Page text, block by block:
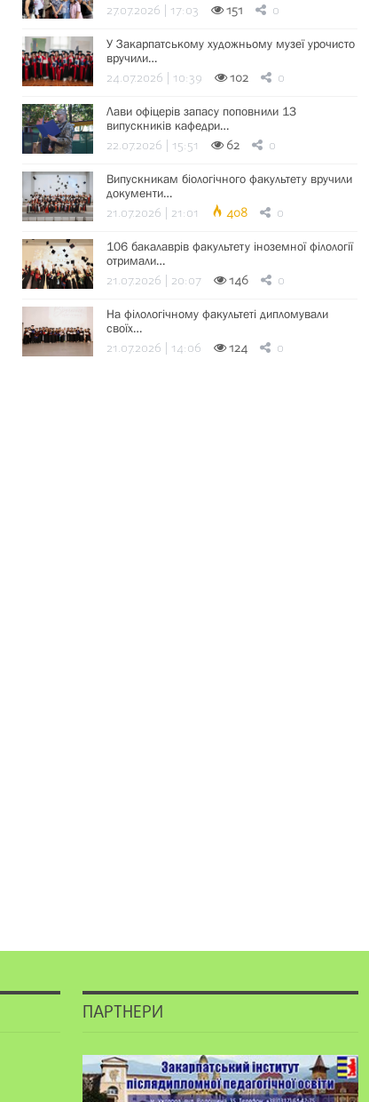
27.07.2026 | 17:03 151 0
У Закарпатському художньому музеї урочисто
вручили…
24.07.2026 | 10:39 102 0
Лави офіцерів запасу поповнили 13
випускників кафедри…
22.07.2026 | 15:51 62 0
Випускникам біологічного факультету вручили
документи…
21.07.2026 | 21:01 408 0
106 бакалаврів факультету іноземної філології
отримали…
21.07.2026 | 20:07 146 0
На філологічному факультеті дипломували
своїх…
21.07.2026 | 14:06 124 0
ПАРТНЕРИ